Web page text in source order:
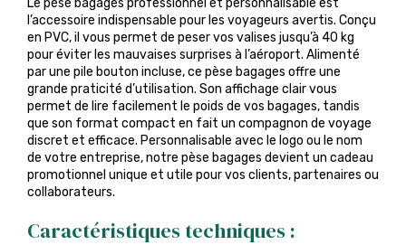
Le pèse bagages professionnel et personnalisable est
l’accessoire indispensable pour les voyageurs avertis. Conçu
en PVC, il vous permet de peser vos valises jusqu’à 40 kg
pour éviter les mauvaises surprises à l’aéroport. Alimenté
par une pile bouton incluse, ce pèse bagages offre une
grande praticité d’utilisation. Son affichage clair vous
permet de lire facilement le poids de vos bagages, tandis
que son format compact en fait un compagnon de voyage
discret et efficace. Personnalisable avec le logo ou le nom
de votre entreprise, notre pèse bagages devient un cadeau
promotionnel unique et utile pour vos clients, partenaires ou
collaborateurs.
Caractéristiques techniques :